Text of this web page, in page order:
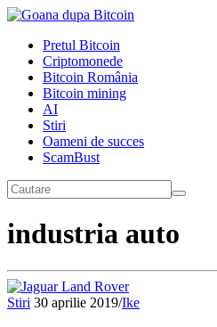
Pretul Bitcoin
Criptomonede
Bitcoin România
Bitcoin mining
AI
Stiri
Oameni de succes
ScamBust
industria auto
Stiri 30 aprilie 2019/Ike